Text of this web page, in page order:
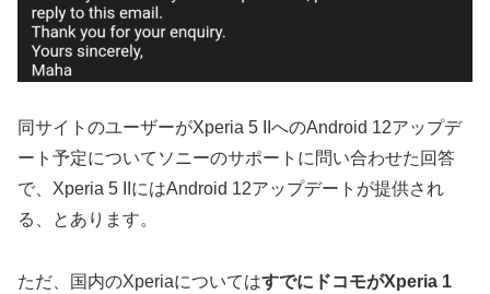
同サイトのユーザーがXperia 5 IIへのAndroid 12アップデ
ート予定についてソニーのサポートに問い合わせた回答
で、Xperia 5 IIにはAndroid 12アップデートが提供され
る、とあります。
ただ、国内のXperiaについてはすでにドコモがXperia 1